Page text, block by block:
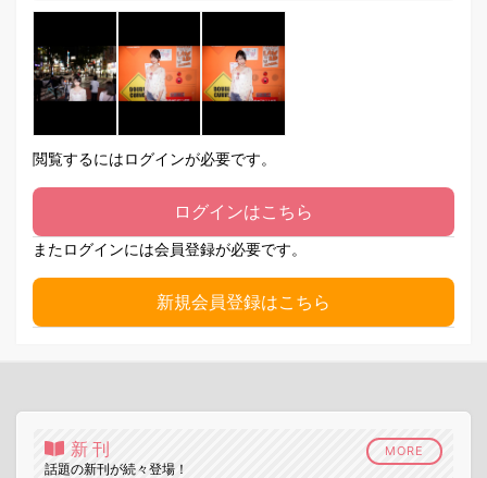
閲覧するにはログインが必要です。
ログインはこちら
またログインには会員登録が必要です。
新規会員登録はこちら
新刊
話題の新刊が続々登場！
MORE